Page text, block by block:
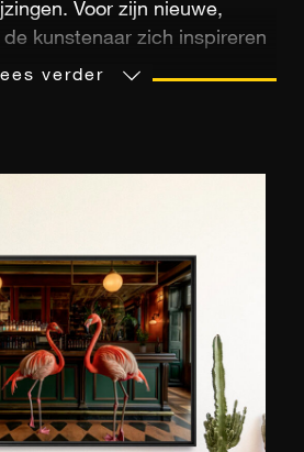
Voor zijn nieuwe,
kunstenaar zich inspireren
schilderkunst. Hij bewerkt
series over opera's, theaters
Bernhard woont nu in
van Starnberg in de
werken behoren tot talrijke
werden tentoongesteld in de
Spanje, Italië en Duitsland. Hij
""Fotograaf van het Jaar""
verder